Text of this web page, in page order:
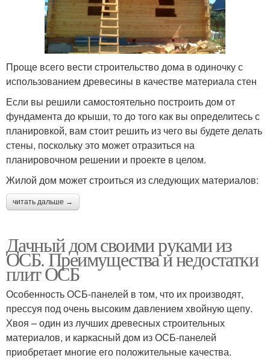
Проще всего вести строительство дома в одиночку с
использованием древесины в качестве материала стен
Если вы решили самостоятельно построить дом от
фундамента до крыши, то до того как вы определитесь с
планировкой, вам стоит решить из чего вы будете делать
стены, поскольку это может отразиться на
планировочном решении и проекте в целом.
Жилой дом может строиться из следующих материалов:
читать дальше →
Дачный дом своими руками из
ОСБ. Преимущества и недостатки
плит ОСБ
Особенность ОСБ-панелей в том, что их производят,
прессуя под очень высоким давлением хвойную щепу.
Хвоя – один из лучших древесных строительных
материалов, и каркасный дом из ОСБ-панелей
приобретает многие его положительные качества.